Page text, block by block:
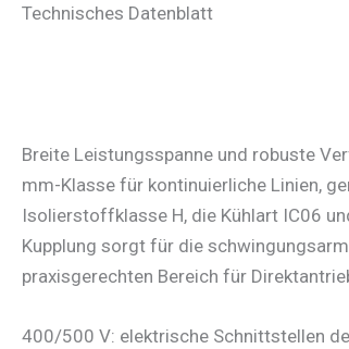
Technisches Datenblatt
Breite Leistungsspanne und robuste
mm-Klasse für kontinuierliche Linien,
Isolierstoffklasse H, die Kühlart IC06
Kupplung sorgt für die
praxisgerechten Bereich für
400/500 V: elektrische Schnittstellen